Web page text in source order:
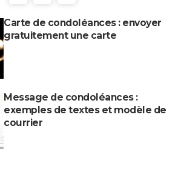
Carte de condoléances : envoyer
gratuitement une carte
Message de condoléances :
exemples de textes et modèle de
courrier